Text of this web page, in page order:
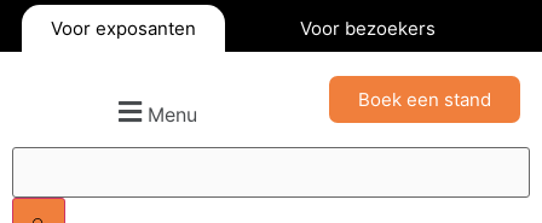
Voor exposanten Voor bezoekers
Menu
Boek een stand